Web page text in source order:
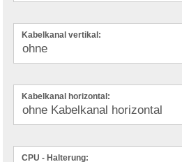
Kabelkanal vertikal:
Kabelkanal horizontal:
CPU - Halterung: